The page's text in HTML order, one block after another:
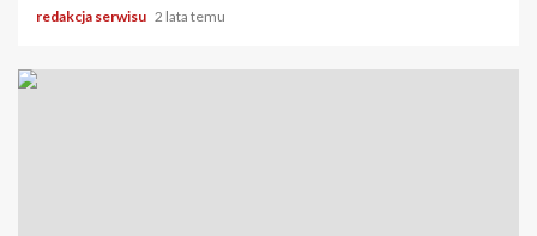
redakcja serwisu 2 lata temu